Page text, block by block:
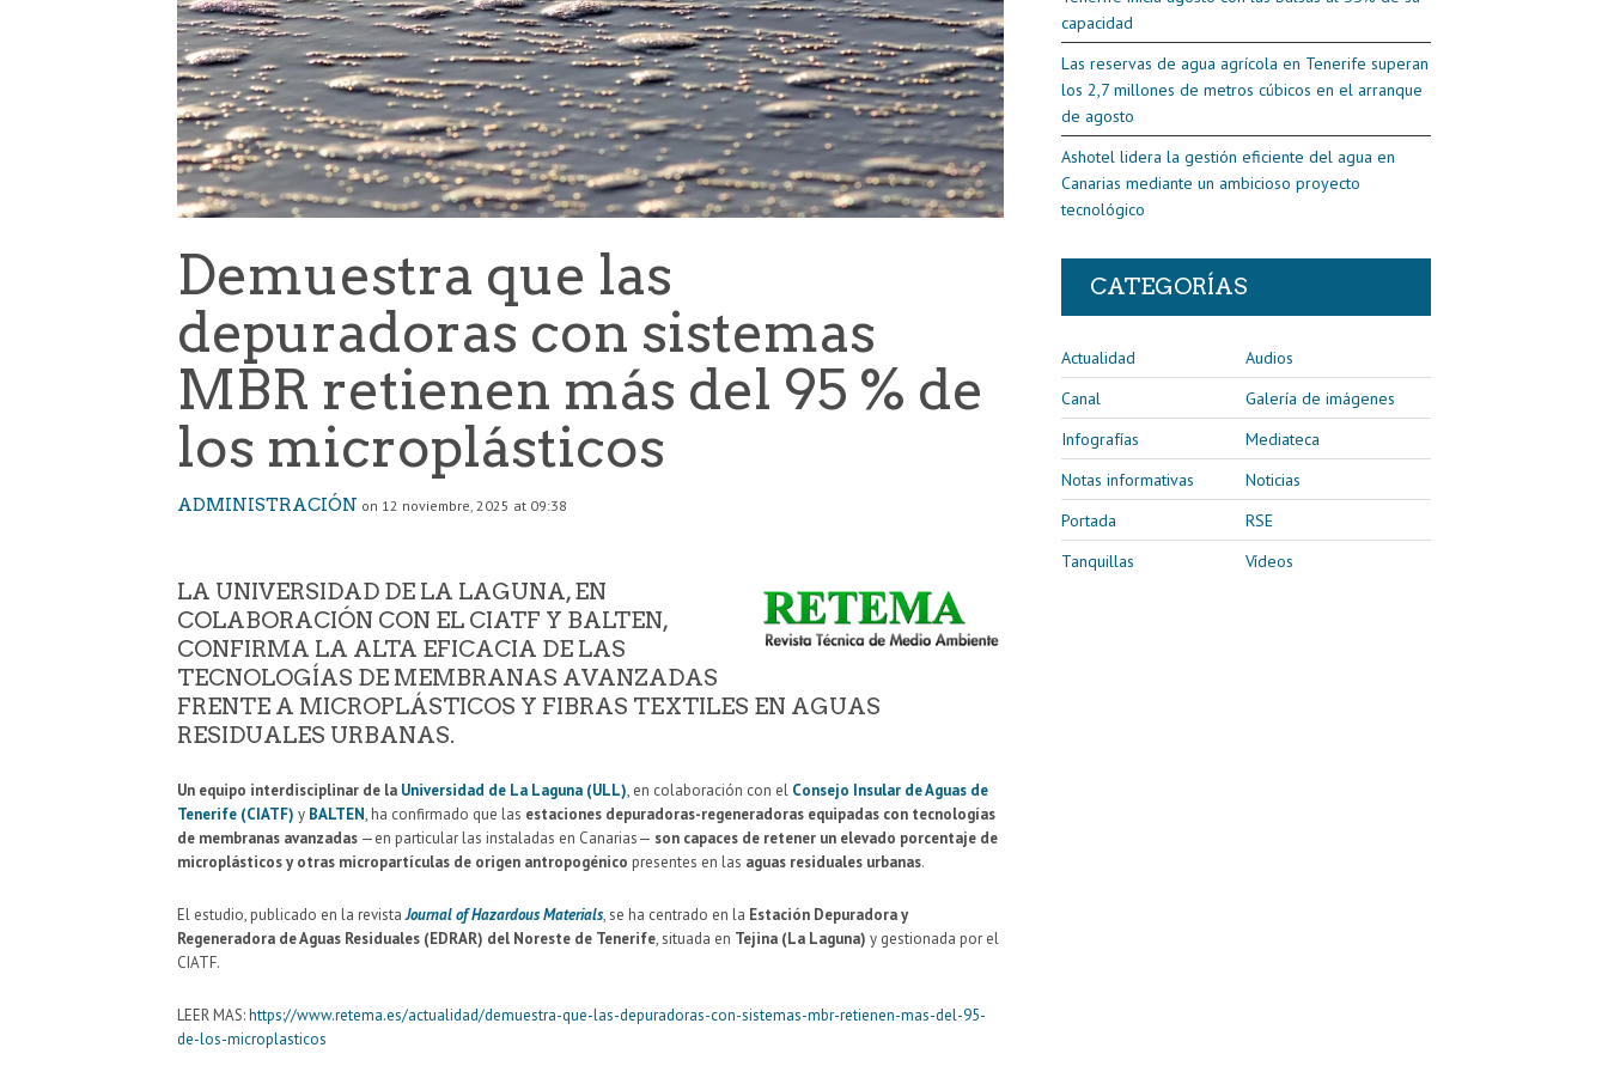
Demuestra que las
depuradoras con sistemas
MBR retienen más del 95 % de
los microplásticos
ADMINISTRACIÓN on 12 noviembre, 2025 at 09:38
LA UNIVERSIDAD DE LA LAGUNA, EN
COLABORACIÓN CON EL CIATF Y BALTEN,
CONFIRMA LA ALTA EFICACIA DE LAS
TECNOLOGÍAS DE MEMBRANAS AVANZADAS
FRENTE A MICROPLÁSTICOS Y FIBRAS TEXTILES EN AGUAS
RESIDUALES URBANAS.
Un equipo interdisciplinar de la Universidad de La Laguna (ULL), en colaboración con el Consejo Insular de Aguas de
Tenerife (CIATF) y BALTEN, ha confirmado que las estaciones depuradoras-regeneradoras equipadas con tecnologías
de membranas avanzadas —en particular las instaladas en Canarias— son capaces de retener un elevado porcentaje de
microplásticos y otras micropartículas de origen antropogénico presentes en las aguas residuales urbanas.
El estudio, publicado en la revistaJournal of Hazardous Materials, se ha centrado en la Estación Depuradora y
Regeneradora de Aguas Residuales (EDRAR) del Noreste de Tenerife, situada en Tejina (La Laguna) y gestionada por el
CIATF.
LEER MAS:https://www.retema.es/actualidad/demuestra-que-las-depuradoras-con-sistemas-mbr-retienen-mas-del-95-
de-los-microplasticos
capacidad
Las reservas de agua agrícola en Tenerife superan
los 2,7 millones de metros cúbicos en el arranque
de agosto
Ashotel lidera la gestión eficiente del agua en
Canarias mediante un ambicioso proyecto
tecnológico
CATEGORÍAS
Actualidad
Audios
Canal
Galería de imágenes
Infografías
Mediateca
Notas informativas
Noticias
Portada
RSE
Tanquillas
Vídeos